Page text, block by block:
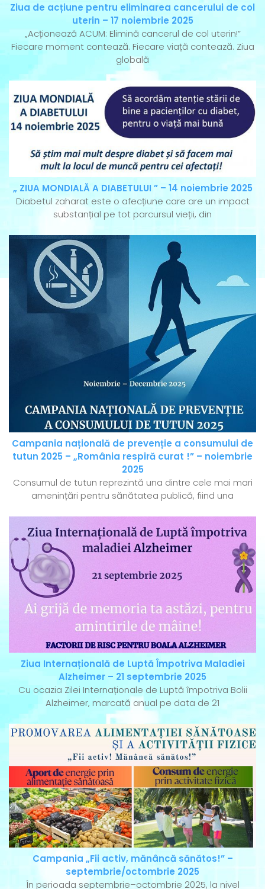
Ziua de acțiune pentru eliminarea cancerului de col
uterin – 17 noiembrie 2025
„Acționează ACUM: Elimină cancerul de col uterin!”
Fiecare moment contează. Fiecare viață contează. Ziua
globală
„ ZIUA MONDIALĂ A DIABETULUI ” – 14 noiembrie 2025
Diabetul zaharat este o afecțiune care are un impact
substanțial pe tot parcursul vieții, din
Campania națională de prevenție a consumului de
tutun 2025 – „România respiră curat !” – noiembrie
2025
Consumul de tutun reprezintă una dintre cele mai mari
amenințări pentru sănătatea publică, fiind una
Ziua Internațională de Luptă Împotriva Maladiei
Alzheimer – 21 septembrie 2025
Cu ocazia Zilei Internaționale de Luptă împotriva Bolii
Alzheimer, marcată anual pe data de 21
Campania „Fii activ, mănâncă sănătos!” –
septembrie/octombrie 2025
În perioada septembrie–octombrie 2025, la nivel